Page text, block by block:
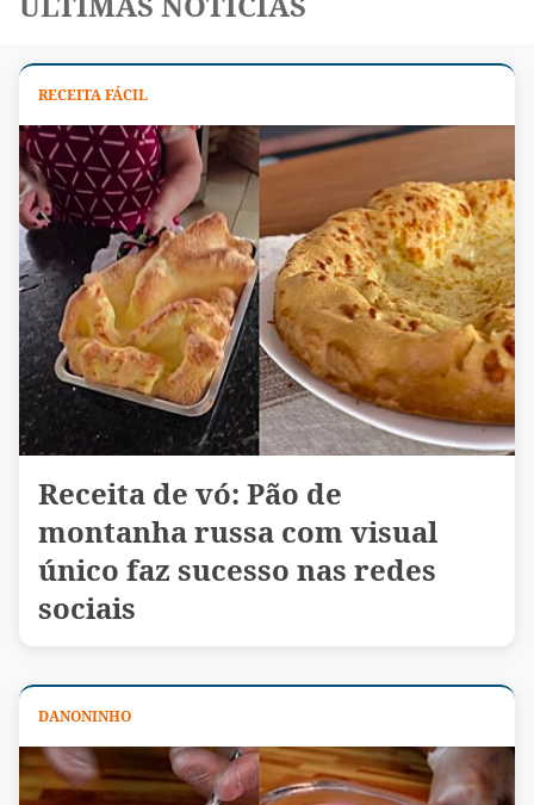
RECEITA FÁCIL
Receita de vó: Pão de
montanha russa com visual
único faz sucesso nas redes
sociais
DANONINHO